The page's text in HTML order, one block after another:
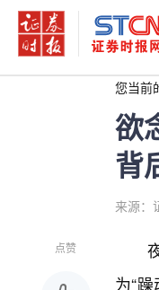
您当前
欲
背
来源：
点赞
为“